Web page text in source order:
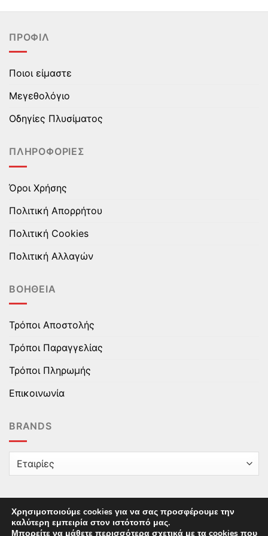
έχει
παραλλαγές.
Οι
μπορούν
επιλεγούν
στη
σελίδα
προϊόντος
έχει
ΠΡΟΦΊΛ
Ποιοι είμαστε
Μεγεθολόγιο
Οδηγίες Πλυσίματος
ΠΛΗΡΟΦΟΡΊΕΣ
Όροι Χρήσης
Πολιτική Απορρήτου
Πολιτική Cookies
Πολιτική Αλλαγών
ΒΟΉΘΕΙΑ
Τρόποι Αποστολής
Τρόποι Παραγγελίας
Τρόποι Πληρωμής
Επικοινωνία
BRANDS
Copyright © 2025 epaidika.gr / All Rights Reserved /
Χρησιμοποιούμε cookies για να σας προσφέρουμε την
καλύτερη εμπειρία στον ιστότοπό μας.
Μπορείτε να μάθετε περισσότερα σχετικά με τα cookies που